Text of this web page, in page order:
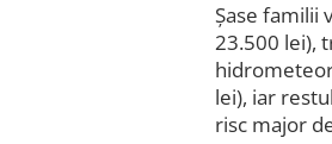
Șase familii
23.500 lei),
lei), iar
risc major